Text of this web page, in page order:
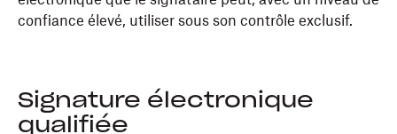
confiance élevé, utiliser sous son contrôle exclusif.
Signature électronique
qualifiée